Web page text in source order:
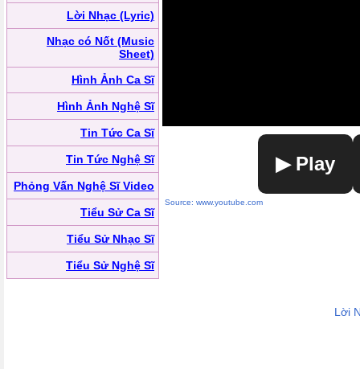
Lời Nhạc (Lyric)
Nhạc có Nốt (Music
Sheet)
Hình Ảnh Ca Sĩ
Hình Ảnh Nghệ Sĩ
Tin Tức Ca Sĩ
Tin Tức Nghệ Sĩ
Phỏng Vấn Nghệ Sĩ Video
Tiểu Sử Ca Sĩ
Tiểu Sử Nhạc Sĩ
Tiểu Sử Nghệ Sĩ
▶ Play
Source: www.youtube.com
Lời